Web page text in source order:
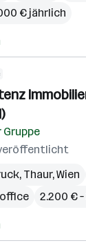
€ jährlich
, Thaur,Wien
2.200 €